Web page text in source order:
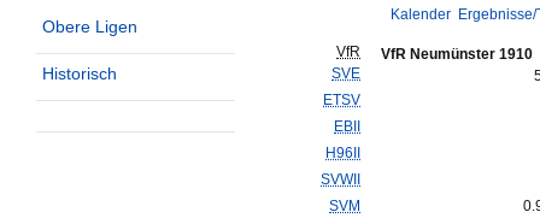
Obere Ligen
Historisch
Kalender
VfR
SVE
ETSV
EBII
H96II
SVWII
SVM
VfR Neumünster 1910